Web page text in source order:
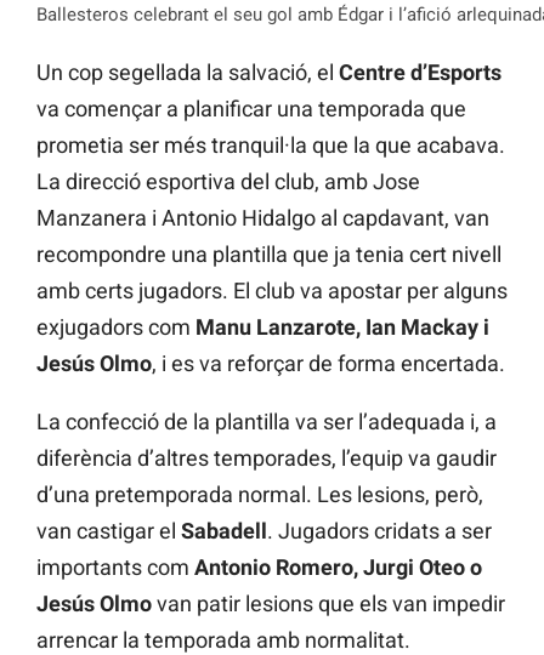
Ballesteros celebrant el seu gol amb Édgar i l’afició
Un cop segellada la salvació, el Centre d’Esports
va començar a planificar una temporada que
prometia ser més tranquil·la que la que acabava.
La direcció esportiva del club, amb Jose
Manzanera i Antonio Hidalgo al capdavant, van
recompondre una plantilla que ja tenia cert nivell
amb certs jugadors. El club va apostar per alguns
exjugadors com Manu Lanzarote, Ian Mackay i
Jesús Olmo, i es va reforçar de forma encertada.
La confecció de la plantilla va ser l’adequada i, a
diferència d’altres temporades, l’equip va gaudir
d’una pretemporada normal. Les lesions, però,
van castigar el Sabadell. Jugadors cridats a ser
importants com Antonio Romero, Jurgi Oteo o
Jesús Olmovan patir lesions que els van impedir
arrencar la temporada amb normalitat.